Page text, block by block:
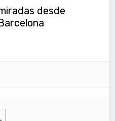
desde